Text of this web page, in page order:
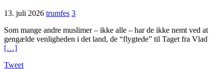
13. juli 2026 trumfes 3
Som mange andre muslimer – ikke alle – har de ikke nemt ved at
gengælde venligheden i det land, de “flygtede” til Taget fra Vlad
[…]
Tweet